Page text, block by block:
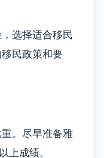
选择适合移民
民政策和要
。尽早准备雅
上成绩。